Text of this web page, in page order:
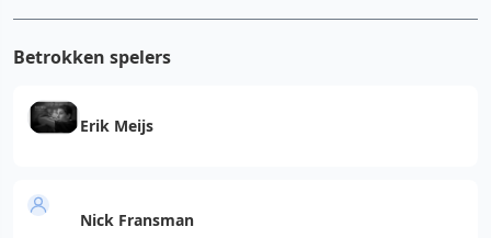
Betrokken spelers
Erik Meijs
Nick Fransman